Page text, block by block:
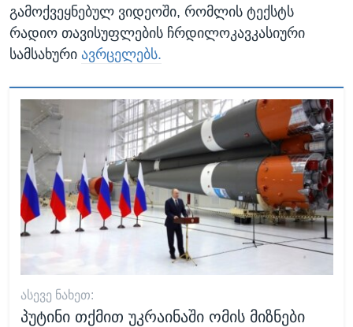
გამოქვეყნებულ ვიდეოში, რომლის ტექსტს
რადიო თავისუფლების ჩრდილოკავკასიური
სამსახური ავრცელებს.
ᲐᲡᲔᲕᲔ ᲜᲐᲮᲔᲗ:
პუტინი თქმით უკრაინაში ომის მიზნები